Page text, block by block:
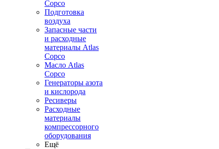
Copco
Подготовка
воздуха
Запасные части
и расходные
материалы Atlas
Copco
Масло Atlas
Copco
Генераторы азота
и кислорода
Ресиверы
Расходные
материалы
компрессорного
оборудования
Ещё